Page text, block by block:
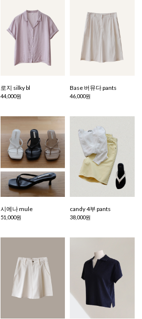
로지 silky bl
44,000원
Base 버뮤다 pants
46,000원
시에나 mule
51,000원
candy 4부 pants
38,000원